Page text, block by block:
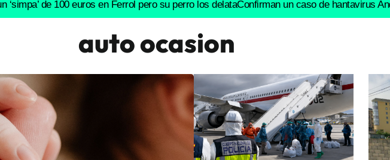
de 100 euros en Ferrol pero su perro los delataConfirman un caso de hantavirus Andes en
auto ocasion